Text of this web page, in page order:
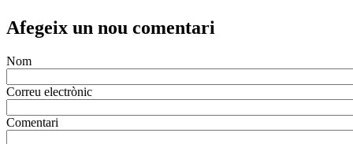
Afegeix un nou comentari
Nom
Correu electrònic
Comentari